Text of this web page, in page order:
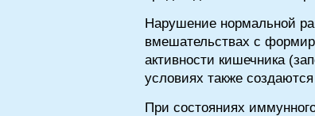
Нарушение нормальной
вмешательствах с
активности кишечника
условиях также
При состояниях